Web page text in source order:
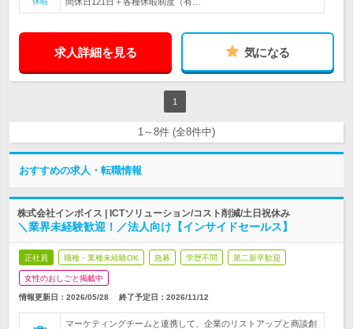
求人詳細を見る 気になる
1
1～8件 (全8件中)
おすすめの求人・転職情報
株式会社インボイス | ICTソリューション/コスト削減/土日祝休み
＼業界未経験歓迎！／法人向け【インサイドセールス】
正社員 職種・業種未経験OK 急募 学歴不問 第二新卒歓迎
女性のおしごと掲載中
情報更新日：2026/05/28 終了予定日： 2026/11/12
マーケティングチームと連携して、企業のリストアップと商談創